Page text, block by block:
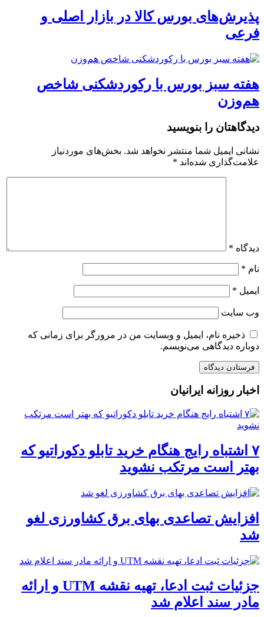
پذیرش‌های بورس کالا در بازار اصلی و
فرعی
هفته سبز بورس با رکوردشکنی شاخص
هم‌وزن
دیدگاهتان را بنویسید
نشانی ایمیل شما منتشر نخواهد شد. بخش‌های موردنیاز
علامت‌گذاری شده‌اند *
دیدگاه *
نام *
ایمیل *
وب‌ سایت
ذخیره نام، ایمیل و وبسایت من در مرورگر برای زمانی که
دوباره دیدگاهی می‌نویسم.
اخبار روزانه ایرانیان
۷ اشتباه رایج هنگام خرید تابلو دکوراتیو که
بهتر است مرتکب نشوید
افزایش تصاعدی بهای برق کشاورزی لغو
شد
جزئیات ثبت ادعا، تهیه نقشه UTM و ارائه
مادر سند اعلام شد